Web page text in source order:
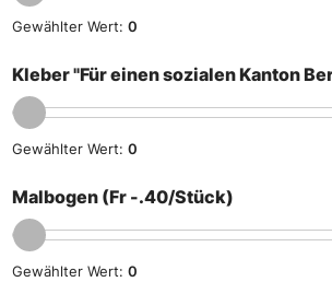
Gewählter Wert: 0
Kleber "Für einen sozialen Kanton
Gewählter Wert: 0
Malbogen (Fr -.40/Stück)
Gewählter Wert: 0